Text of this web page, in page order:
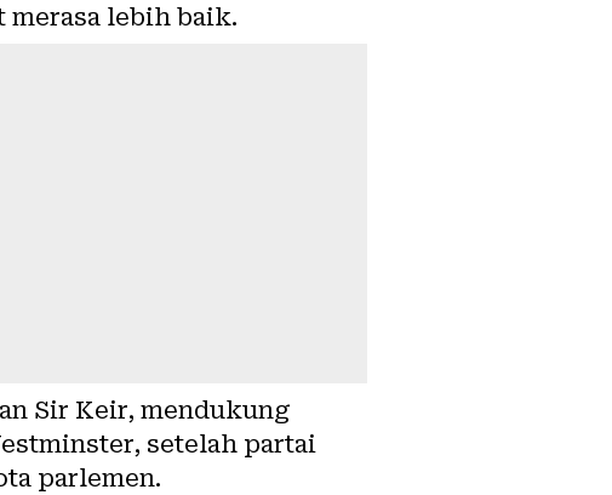
merasa lebih baik.
Sir Keir, mendukung
setelah partai
parlemen.